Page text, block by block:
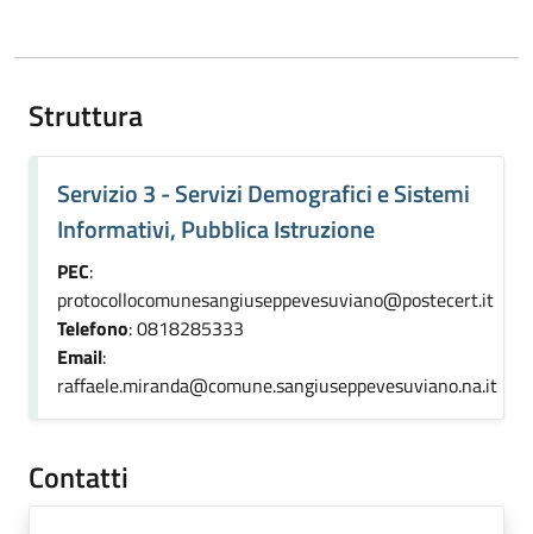
Struttura
Servizio 3 - Servizi Demografici e Sistemi
Informativi, Pubblica Istruzione
PEC:
protocollocomunesangiuseppevesuviano@postecert.it
Telefono: 0818285333
Email:
raffaele.miranda@comune.sangiuseppevesuviano.na.it
Contatti